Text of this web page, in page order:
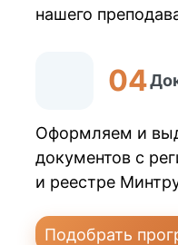
нашего
Оформляем и
документов с
и реестре
Подобрать